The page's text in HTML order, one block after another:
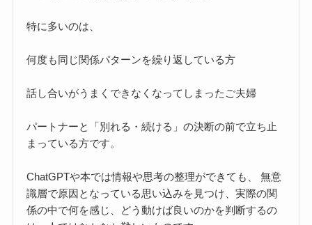
特に多いのは、
何度も同じ関係パターンを繰り返している方
話し合いがうまくできなくなってしまったご夫婦
パートナーと「別れる・続ける」の決断の前で立ち止
まっている方です。
ChatGPTや本では情報や思考の整理ができても、 無意
識層で原因となっている思い込みを見つけ、実際の関
係の中で何を感じ、どう動けば良いのかを判断するの